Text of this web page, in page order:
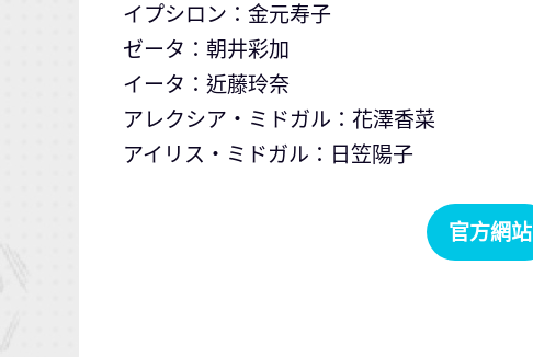
イプシロン：金元寿子
ゼータ：朝井彩加
イータ：近藤玲奈
アレクシア・ミドガル：花澤香菜
アイリス・ミドガル：日笠陽子
官方網站